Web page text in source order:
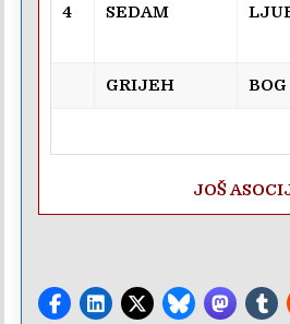
4 SEDAM
GRIJEH BOG
JOŠ